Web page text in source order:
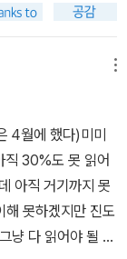
치인들 얘기를
위의 모순된 말
난 바퀴벌레를 때
런트를 관리하고,
등등 하고 있는데,
(책이 지금 없어서
리즈를 10살 이상
, 주변을 돌아보
적인 삶을 살 수
문책으로 추천. <
와.. 3권까지
산 한강 스페셜 에
단행본 '흰'을 넣
독서괭의 내맘대
요. 어머나 독서괭
실 1권만 뽑기에
봅니다. 좋은 영어
그럼 4개월 동안
1권, 토플책 1권
.
품검색이 안 되네
아이들 책
들이 참 좋아합니
재천의 동물대탐험
> 5단계<늪 100층
시리즈 아이들이
4월에 했다)미미
직 30%도 못 읽어
아직 거기까지 못
해 못하겠지만 진도
냥 다 읽어야 될 것